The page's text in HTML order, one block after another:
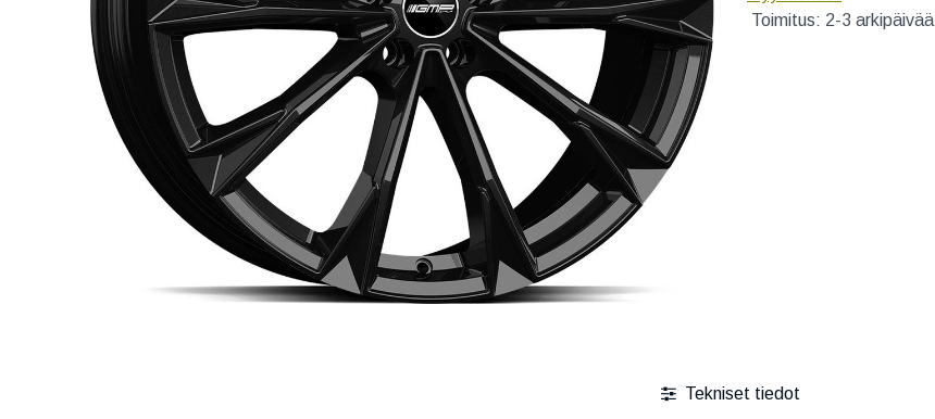
Toimitus: 2-3 arkipäivää
Tekniset tiedot